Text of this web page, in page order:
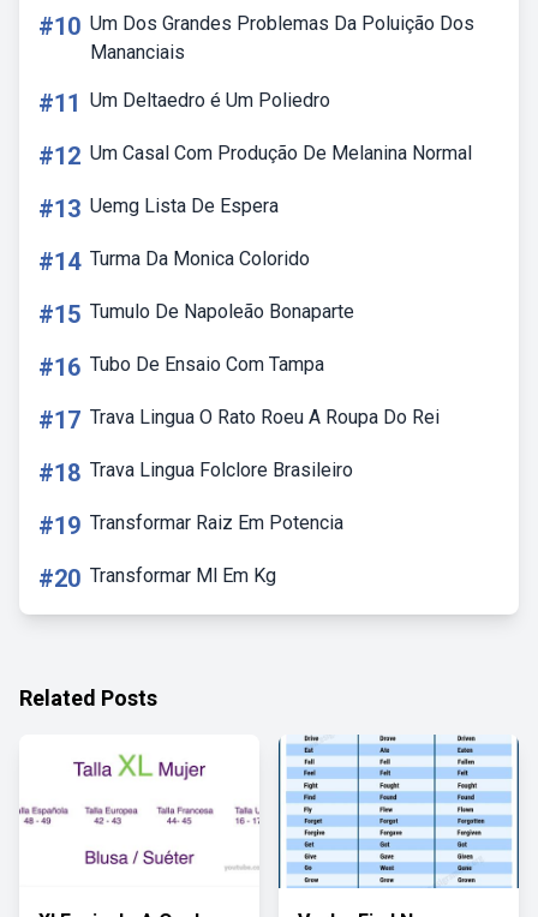
#10 Um Dos Grandes Problemas Da Poluição Dos
Mananciais
#11 Um Deltaedro é Um Poliedro
#12 Um Casal Com Produção De Melanina Normal
#13 Uemg Lista De Espera
#14 Turma Da Monica Colorido
#15 Tumulo De Napoleão Bonaparte
#16 Tubo De Ensaio Com Tampa
#17 Trava Lingua O Rato Roeu A Roupa Do Rei
#18 Trava Lingua Folclore Brasileiro
#19 Transformar Raiz Em Potencia
#20 Transformar Ml Em Kg
Related Posts